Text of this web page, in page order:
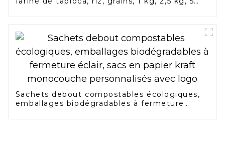
Sachets debout compostables écologiques,
emballages biodégradables à fermeture